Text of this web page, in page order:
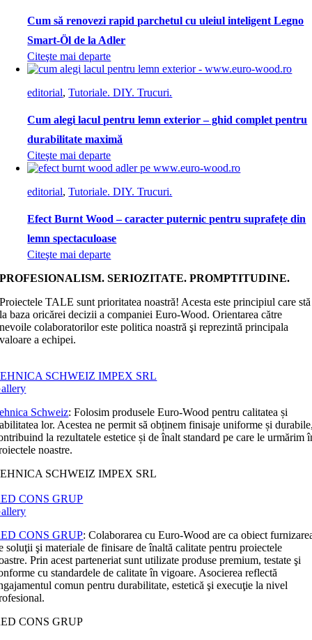
Cum să renovezi rapid parchetul cu uleiul inteligent Legno
Smart-Öl de la Adler
Citeşte mai departe
editorial,Tutoriale. DIY. Trucuri.
Cum alegi lacul pentru lemn exterior – ghid complet pentru
durabilitate maximă
Citeşte mai departe
editorial,Tutoriale. DIY. Trucuri.
Efect Burnt Wood – caracter puternic pentru suprafețe din
lemn spectaculoase
Citeşte mai departe
PROFESIONALISM. SERIOZITATE. PROMPTITUDINE.
Proiectele TALE sunt prioritatea noastră! Acesta este principiul care stă
la baza oricărei decizii a companiei Euro-Wood. Orientarea către
nevoile colaboratorilor este politica noastră şi reprezintă principala
valoare a echipei.
SCHWEIZ IMPEX SRL
Schweiz: Folosim produsele Euro-Wood pentru calitatea și
lor. Acestea ne permit să obținem finisaje uniforme și
la rezultatele estetice și de înalt standard pe care le urmărim
noastre.
SCHWEIZ IMPEX SRL
CONS GRUP
CONS GRUP: Colaborarea cu Euro-Wood are ca obiect
soluţii şi materiale de finisare de înaltă calitate pentru proiectele
Prin acest parteneriat sunt utilizate produse premium, testate şi
cu standardele de calitate în vigoare. Asocierea reflectă
comun pentru durabilitate, estetică şi execuţie la nivel
CONS GRUP